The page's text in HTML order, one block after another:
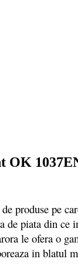
produse pe
piata din ce
le ofera o
in